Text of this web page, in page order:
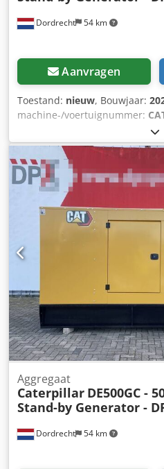
Dordrecht 54 km
Aanvragen
Toestand: nieuw, Bouwjaar:
machine-/voertuignummer:
,
Toepassingsgebied: bouw
Generatorvermogen: 165 kVA
117 x 175 cm CE-markering:
Neem contact op met Team
Verdere opties en accessoires
Accu - Bedieningspaneel -
Dordrecht 54 km
Aggregaat
Caterpillar DE500GC -
Stand-by Generator -